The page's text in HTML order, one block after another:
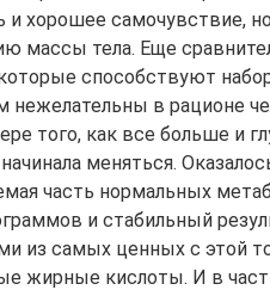
и хорошее самочувствие,
массы тела. Еще
способствуют
нежелательны в рационе
того, как все больше и
меняться.
часть нормальных
и стабильный
из самых ценных с этой
жирные кислоты. И в